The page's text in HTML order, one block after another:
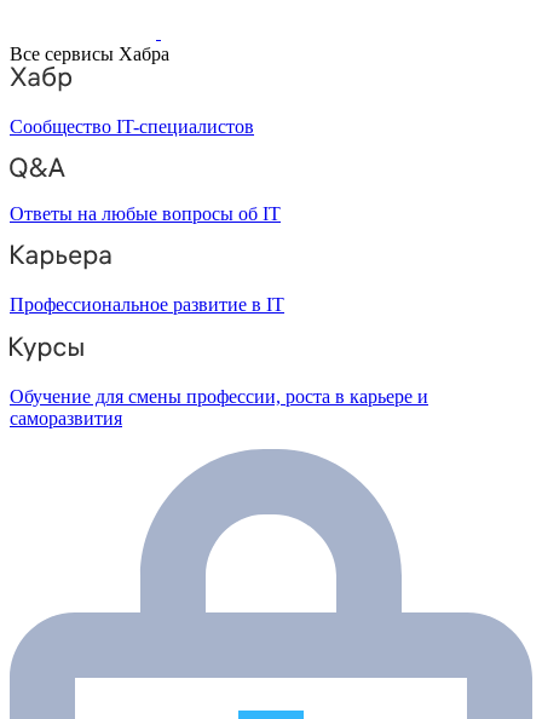
Все сервисы Хабра
Сообщество IT-специалистов
Ответы на любые вопросы об IT
Профессиональное развитие в IT
Обучение для смены профессии, роста в карьере и
саморазвития